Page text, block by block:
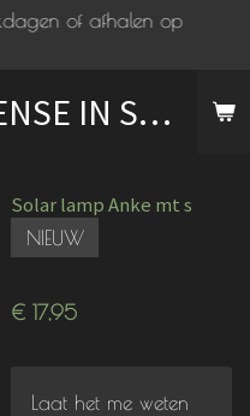
NONONSENSE IN STIJL
of afhalen op
Solar lamp Anke mt s
NIEUW
€ 17,95
Laat het me weten